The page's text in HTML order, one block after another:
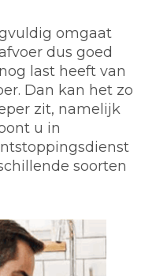
omgaat
dus goed
last heeft van
Dan kan het zo
zit, namelijk
u in
soorten